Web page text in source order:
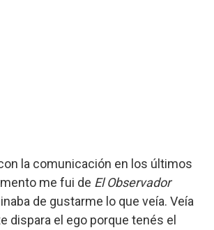
la comunicación en los últimos
me fui de El Observador
de gustarme lo que veía. Veía
dispara el ego porque tenés el